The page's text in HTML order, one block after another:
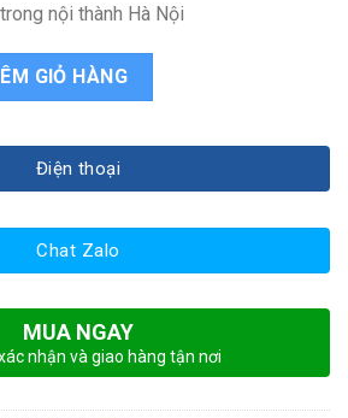
nội thành Hà Nội
quantity
GIỎ HÀNG
Điện thoại
Chat Zalo
MUA NGAY
nhận và giao hàng tận nơi